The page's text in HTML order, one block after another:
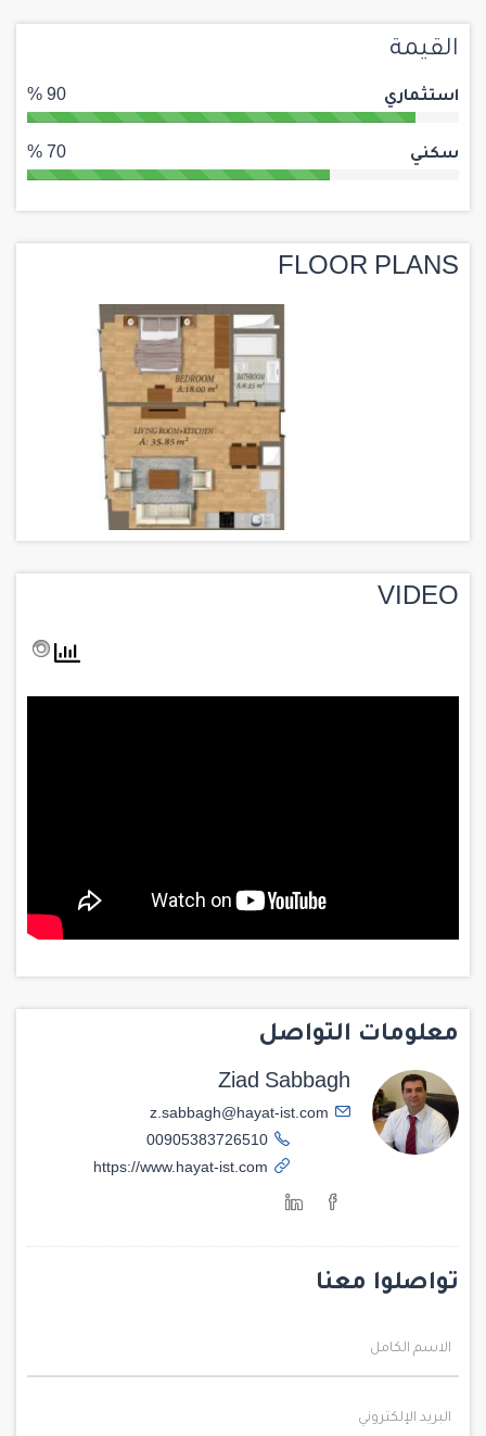
القيمة
استثماري 90 %
سكني 70 %
FLOOR PLANS
VIDEO
معلومات التواصل
Ziad Sabbagh
z.sabbagh@hayat-ist.com
تواصلوا معنا